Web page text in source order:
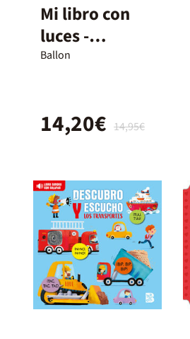
Mi libro con
luces -
Animales
Ballon
14,95€
14,20€